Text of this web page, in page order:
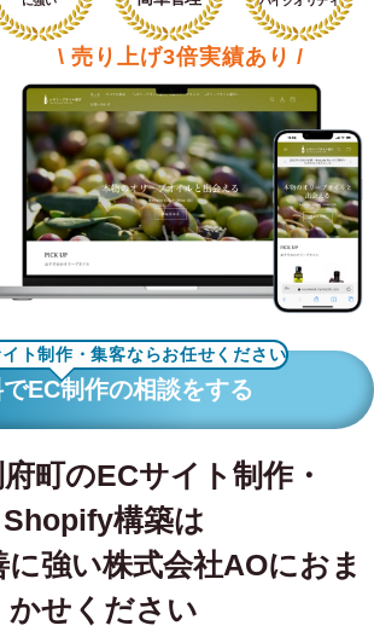
\ 売り上げ3倍実績あり /
ト制作・集客ならお任せください
EC制作の相談をする
町のECサイト制作・
Shopify構築は
に強い株式会社AOにおま
かせください